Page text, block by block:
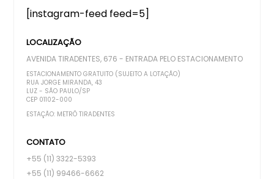
[instagram-feed feed=5]
LOCALIZAÇÃO
AVENIDA TIRADENTES, 676 - ENTRADA PELO ESTACIONAMENTO
ESTACIONAMENTO GRATUITO (SUJEITO A LOTAÇÃO)
RUA JORGE MIRANDA, 43
LUZ - SÃO PAULO/SP
CEP 01102-000
ESTAÇÃO: METRÔ TIRADENTES
CONTATO
+55 (11) 3322-5393
+55 (11) 99466-6662